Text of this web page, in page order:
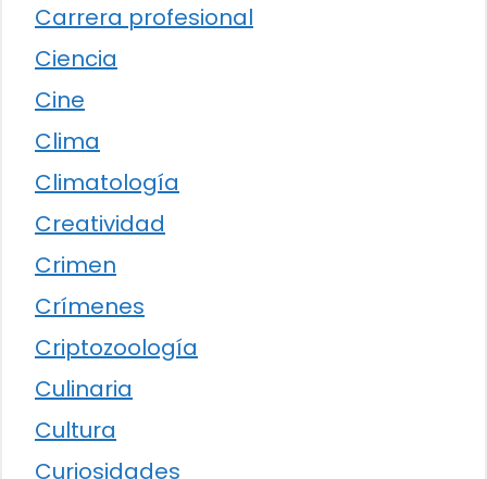
Carrera profesional
Ciencia
Cine
Clima
Climatología
Creatividad
Crimen
Crímenes
Criptozoología
Culinaria
Cultura
Curiosidades